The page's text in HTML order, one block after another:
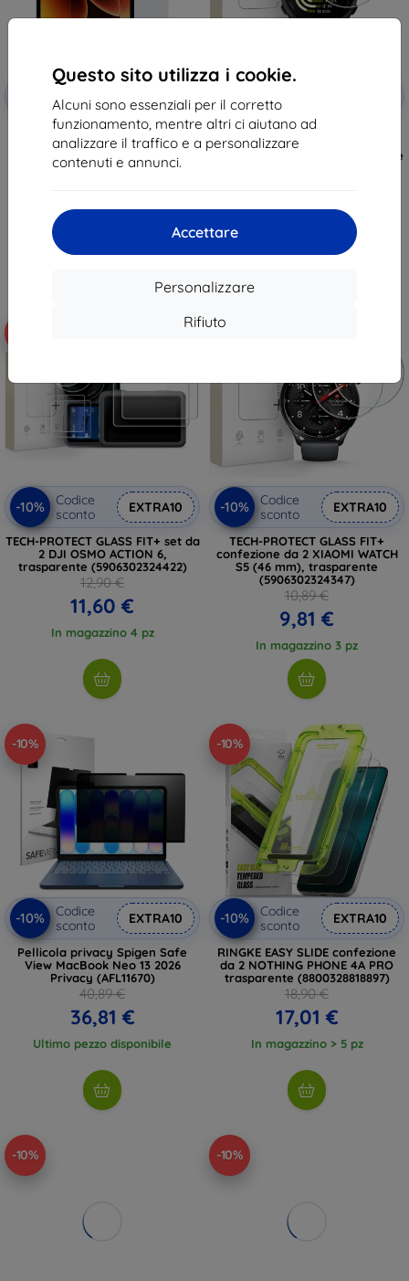
Questo sito utilizza i cookie.
Alcuni sono essenziali per il corretto
funzionamento, mentre altri ci aiutano ad
analizzare il traffico e a personalizzare
contenuti e annunci.
Accettare
Personalizzare
Rifiuto
Codice
sconto
Vetro protettivo Tactical Glass
per Xiaomi Pad 7/8/8 Pro,
trasparente (57983130431)
14,90 €
In magazzino > 5 pz
-10%
sconto
TECH-PROTECT GLASS FIT+
confezione da 2 per Garmin
Forerunner 70 / 170, trasparente
In magazzino 3 pz
-10%
Codice
sconto
EXTRA10
TECH-PROTECT GLASS FIT+ set da
2 DJI OSMO ACTION 6,
trasparente (5906302324422)
12,90 €
11,60 €
In magazzino 4 pz
-10%
-10%
Codice
sconto
EXTRA10
TECH-PROTECT GLASS FIT+
confezione da 2 XIAOMI WATCH
S5 (46 mm), trasparente
(5906302324347)
10,89 €
9,81 €
In magazzino 3 pz
-10%
-10%
Codice
sconto
EXTRA10
Pellicola privacy Spigen Safe
View MacBook Neo 13 2026
Privacy (AFL11670)
40,89 €
36,81 €
Ultimo pezzo disponibile
-10%
-10%
Codice
sconto
EXTRA10
RINGKE EASY SLIDE confezione
da 2 NOTHING PHONE 4A PRO
trasparente (8800328818897)
18,90 €
17,01 €
In magazzino > 5 pz
-10% -10%